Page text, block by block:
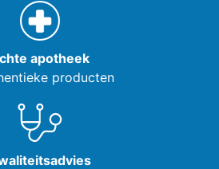
apotheek
producten